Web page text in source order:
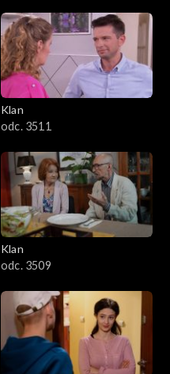
Klan
odc. 3511
Klan
odc. 3509